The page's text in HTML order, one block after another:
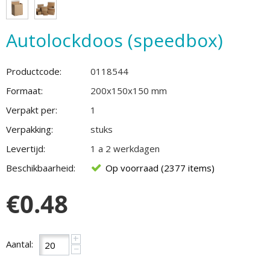
Autolockdoos (speedbox)
Productcode:
0118544
Formaat:
200x150x150 mm
Verpakt per:
1
Verpakking:
stuks
Levertijd:
1 a 2 werkdagen
Beschikbaarheid:
Op voorraad (2377 items)
€0.48
Aantal: +
−